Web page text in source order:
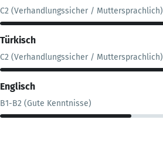
C2 (Verhandlungssicher / Muttersprachlich)
Türkisch
C2 (Verhandlungssicher / Muttersprachlich)
Englisch
B1-B2 (Gute Kenntnisse)